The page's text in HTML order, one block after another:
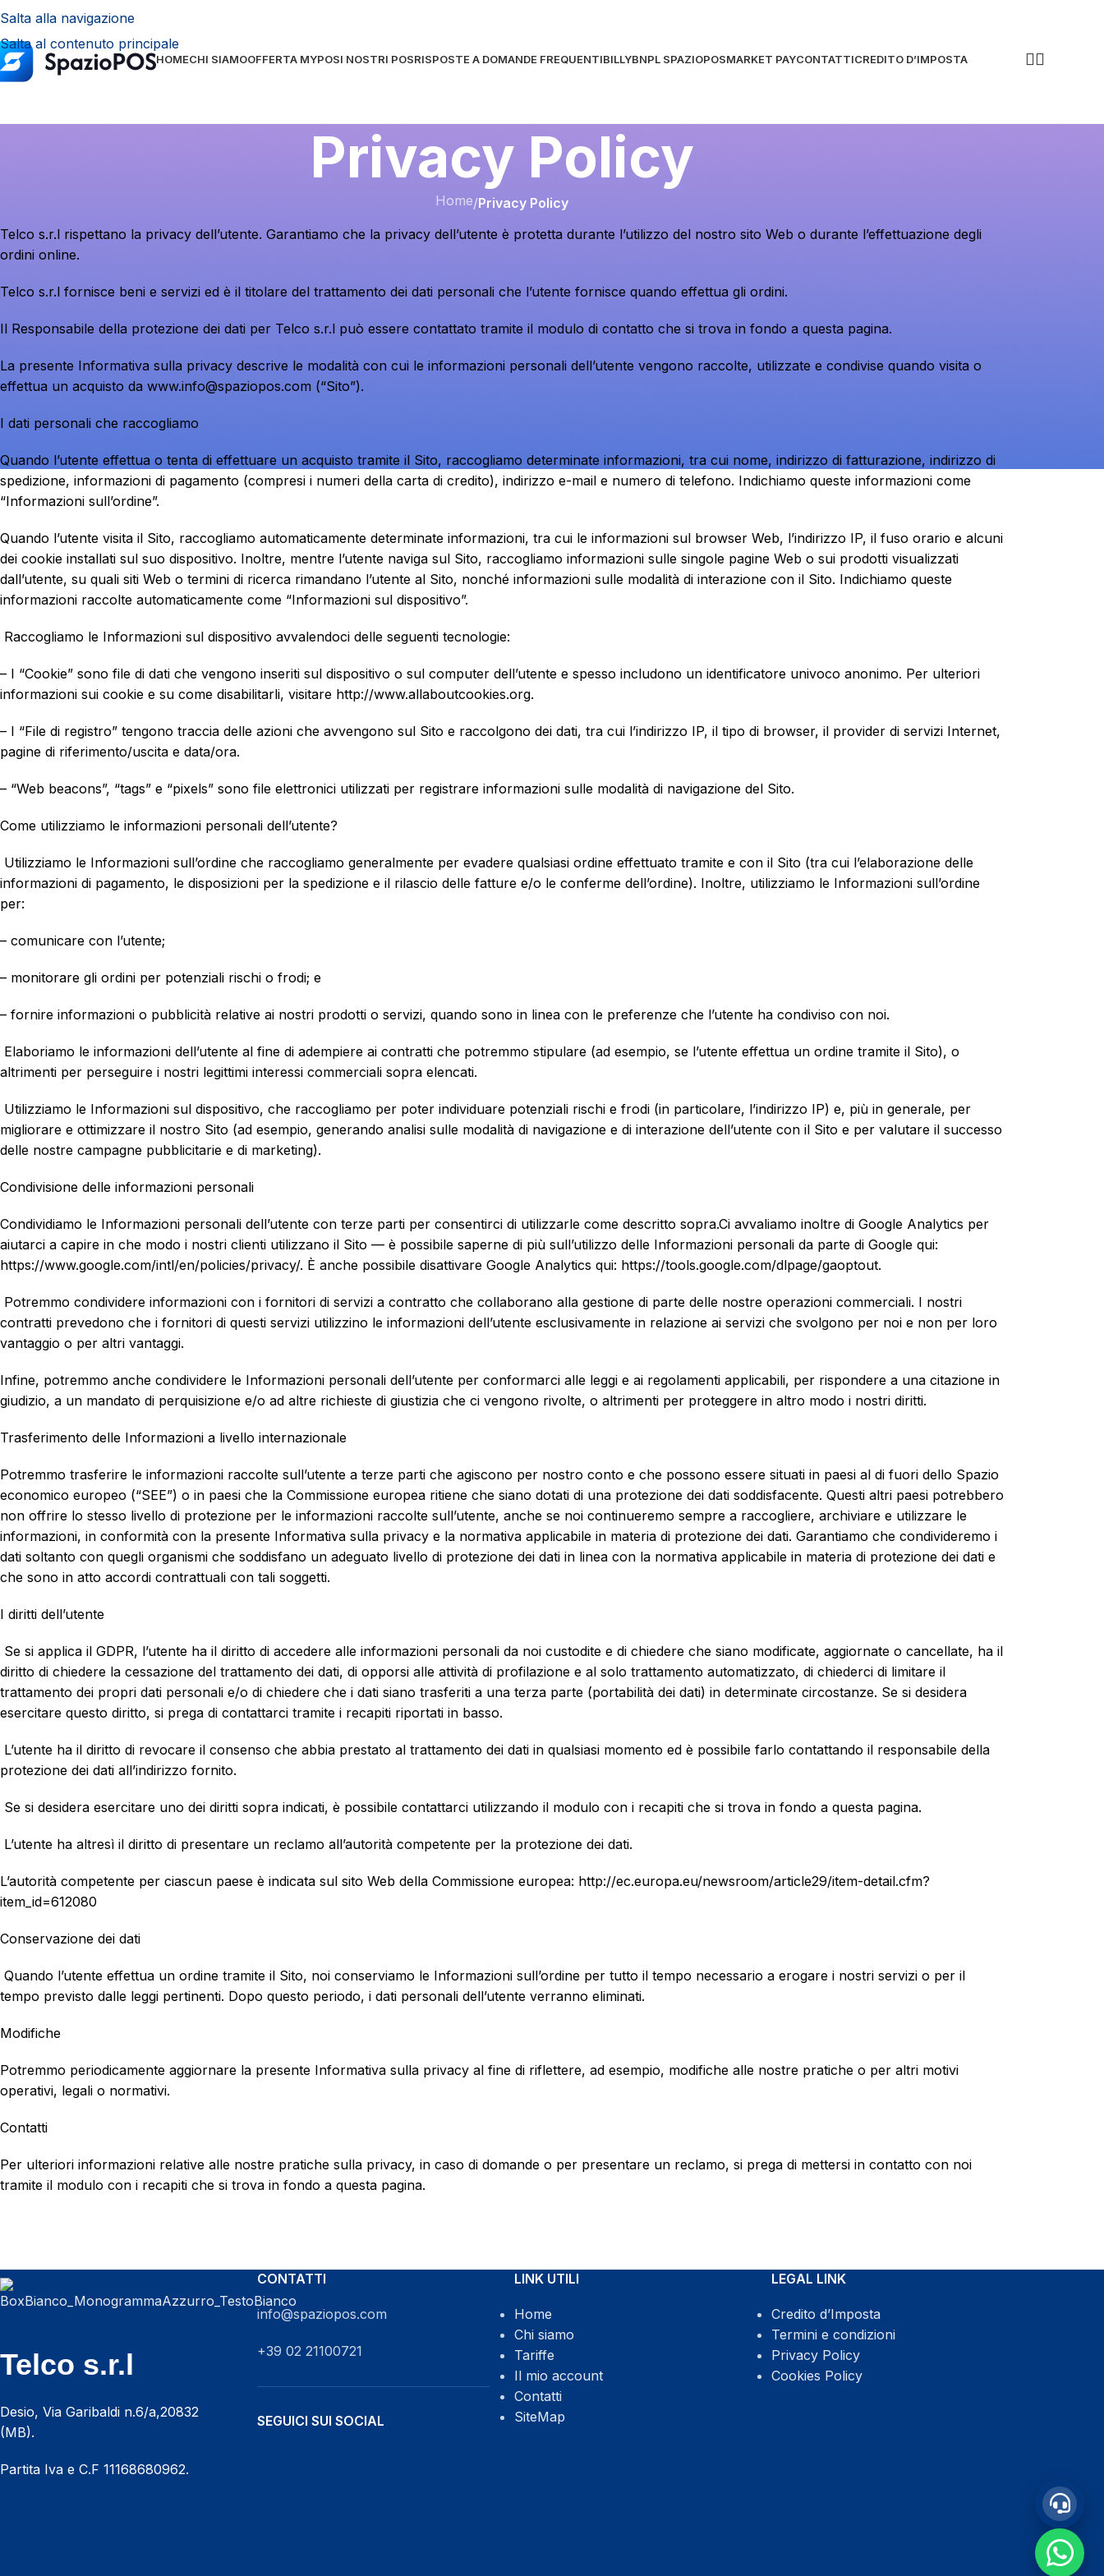
Salta alla navigazione
Salta al contenuto principale
HOMECHI SIAMOOFFERTA MYPOSI NOSTRI POSRISPOSTE A DOMANDE FREQUENTIBILLYBNPL SPAZIOPOSMARKET PAYCONTATTICREDITO D’IMPOSTA
Privacy Policy
Home/Privacy Policy
Telco s.r.l rispettano la privacy dell’utente. Garantiamo che la privacy dell’utente è protetta durante l’utilizzo del nostro sito Web o durante l’effettuazione degli
ordini online.
Telco s.r.l fornisce beni e servizi ed è il titolare del trattamento dei dati personali che l’utente fornisce quando effettua gli ordini.
Il Responsabile della protezione dei dati per Telco s.r.l può essere contattato tramite il modulo di contatto che si trova in fondo a questa pagina.
La presente Informativa sulla privacy descrive le modalità con cui le informazioni personali dell’utente vengono raccolte, utilizzate e condivise quando visita o
effettua un acquisto da www.info@spaziopos.com (“Sito”).
I dati personali che raccogliamo
Quando l’utente effettua o tenta di effettuare un acquisto tramite il Sito, raccogliamo determinate informazioni, tra cui nome, indirizzo di fatturazione, indirizzo di
spedizione, informazioni di pagamento (compresi i numeri della carta di credito), indirizzo e-mail e numero di telefono. Indichiamo queste informazioni come
“Informazioni sull’ordine”.
Quando l’utente visita il Sito, raccogliamo automaticamente determinate informazioni, tra cui le informazioni sul browser Web, l’indirizzo IP, il fuso orario e alcuni
dei cookie installati sul suo dispositivo. Inoltre, mentre l’utente naviga sul Sito, raccogliamo informazioni sulle singole pagine Web o sui prodotti visualizzati
dall’utente, su quali siti Web o termini di ricerca rimandano l’utente al Sito, nonché informazioni sulle modalità di interazione con il Sito. Indichiamo queste
informazioni raccolte automaticamente come “Informazioni sul dispositivo”.
Raccogliamo le Informazioni sul dispositivo avvalendoci delle seguenti tecnologie:
– I “Cookie” sono file di dati che vengono inseriti sul dispositivo o sul computer dell’utente e spesso includono un identificatore univoco anonimo. Per ulteriori
informazioni sui cookie e su come disabilitarli, visitare http://www.allaboutcookies.org.
– I “File di registro” tengono traccia delle azioni che avvengono sul Sito e raccolgono dei dati, tra cui l’indirizzo IP, il tipo di browser, il provider di servizi Internet,
pagine di riferimento/uscita e data/ora.
– “Web beacons”, “tags” e “pixels” sono file elettronici utilizzati per registrare informazioni sulle modalità di navigazione del Sito.
Come utilizziamo le informazioni personali dell’utente?
Utilizziamo le Informazioni sull’ordine che raccogliamo generalmente per evadere qualsiasi ordine effettuato tramite e con il Sito (tra cui l’elaborazione delle
informazioni di pagamento, le disposizioni per la spedizione e il rilascio delle fatture e/o le conferme dell’ordine). Inoltre, utilizziamo le Informazioni sull’ordine
per:
– comunicare con l’utente;
– monitorare gli ordini per potenziali rischi o frodi; e
– fornire informazioni o pubblicità relative ai nostri prodotti o servizi, quando sono in linea con le preferenze che l’utente ha condiviso con noi.
Elaboriamo le informazioni dell’utente al fine di adempiere ai contratti che potremmo stipulare (ad esempio, se l’utente effettua un ordine tramite il Sito), o
altrimenti per perseguire i nostri legittimi interessi commerciali sopra elencati.
Utilizziamo le Informazioni sul dispositivo, che raccogliamo per poter individuare potenziali rischi e frodi (in particolare, l’indirizzo IP) e, più in generale, per
migliorare e ottimizzare il nostro Sito (ad esempio, generando analisi sulle modalità di navigazione e di interazione dell’utente con il Sito e per valutare il successo
delle nostre campagne pubblicitarie e di marketing).
Condivisione delle informazioni personali
Condividiamo le Informazioni personali dell’utente con terze parti per consentirci di utilizzarle come descritto sopra.Ci avvaliamo inoltre di Google Analytics per
aiutarci a capire in che modo i nostri clienti utilizzano il Sito — è possibile saperne di più sull’utilizzo delle Informazioni personali da parte di Google qui:
https://www.google.com/intl/en/policies/privacy/. È anche possibile disattivare Google Analytics qui: https://tools.google.com/dlpage/gaoptout.
Potremmo condividere informazioni con i fornitori di servizi a contratto che collaborano alla gestione di parte delle nostre operazioni commerciali. I nostri
contratti prevedono che i fornitori di questi servizi utilizzino le informazioni dell’utente esclusivamente in relazione ai servizi che svolgono per noi e non per loro
vantaggio o per altri vantaggi.
Infine, potremmo anche condividere le Informazioni personali dell’utente per conformarci alle leggi e ai regolamenti applicabili, per rispondere a una citazione in
giudizio, a un mandato di perquisizione e/o ad altre richieste di giustizia che ci vengono rivolte, o altrimenti per proteggere in altro modo i nostri diritti.
Trasferimento delle Informazioni a livello internazionale
Potremmo trasferire le informazioni raccolte sull’utente a terze parti che agiscono per nostro conto e che possono essere situati in paesi al di fuori dello Spazio
economico europeo (“SEE”) o in paesi che la Commissione europea ritiene che siano dotati di una protezione dei dati soddisfacente. Questi altri paesi potrebbero
non offrire lo stesso livello di protezione per le informazioni raccolte sull’utente, anche se noi continueremo sempre a raccogliere, archiviare e utilizzare le
informazioni, in conformità con la presente Informativa sulla privacy e la normativa applicabile in materia di protezione dei dati. Garantiamo che condivideremo i
dati soltanto con quegli organismi che soddisfano un adeguato livello di protezione dei dati in linea con la normativa applicabile in materia di protezione dei dati e
che sono in atto accordi contrattuali con tali soggetti.
I diritti dell’utente
Se si applica il GDPR, l’utente ha il diritto di accedere alle informazioni personali da noi custodite e di chiedere che siano modificate, aggiornate o cancellate, ha il
diritto di chiedere la cessazione del trattamento dei dati, di opporsi alle attività di profilazione e al solo trattamento automatizzato, di chiederci di limitare il
trattamento dei propri dati personali e/o di chiedere che i dati siano trasferiti a una terza parte (portabilità dei dati) in determinate circostanze. Se si desidera
esercitare questo diritto, si prega di contattarci tramite i recapiti riportati in basso.
L’utente ha il diritto di revocare il consenso che abbia prestato al trattamento dei dati in qualsiasi momento ed è possibile farlo contattando il responsabile della
protezione dei dati all’indirizzo fornito.
Se si desidera esercitare uno dei diritti sopra indicati, è possibile contattarci utilizzando il modulo con i recapiti che si trova in fondo a questa pagina.
L’utente ha altresì il diritto di presentare un reclamo all’autorità competente per la protezione dei dati.
L’autorità competente per ciascun paese è indicata sul sito Web della Commissione europea: http://ec.europa.eu/newsroom/article29/item-detail.cfm?
item_id=612080
Conservazione dei dati
Quando l’utente effettua un ordine tramite il Sito, noi conserviamo le Informazioni sull’ordine per tutto il tempo necessario a erogare i nostri servizi o per il
tempo previsto dalle leggi pertinenti. Dopo questo periodo, i dati personali dell’utente verranno eliminati.
Modifiche
Potremmo periodicamente aggiornare la presente Informativa sulla privacy al fine di riflettere, ad esempio, modifiche alle nostre pratiche o per altri motivi
operativi, legali o normativi.
Contatti
Per ulteriori informazioni relative alle nostre pratiche sulla privacy, in caso di domande o per presentare un reclamo, si prega di mettersi in contatto con noi
tramite il modulo con i recapiti che si trova in fondo a questa pagina.
Telco s.r.l
Desio, Via Garibaldi n.6/a,20832
(MB).
Partita Iva e C.F 11168680962.
CONTATTI
info@spaziopos.com
+39 02 21100721
SEGUICI SUI SOCIAL
LINK UTILI
Home
Chi siamo
Tariffe
Il mio account
Contatti
SiteMap
LEGAL LINK
Credito d’Imposta
Termini e condizioni
Privacy Policy
Cookies Policy